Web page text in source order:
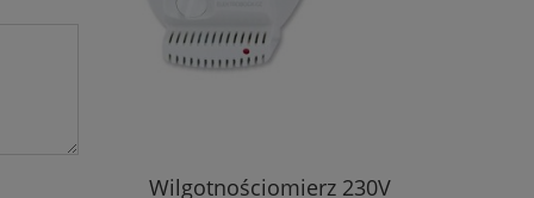
Wilgotnościomierz 230V